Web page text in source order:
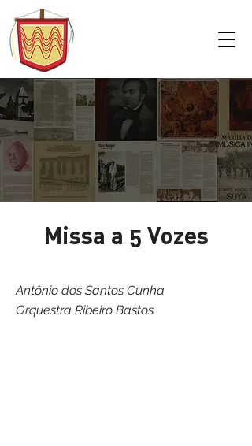
Missa a 5 Vozes
Antônio dos Santos Cunha
Orquestra Ribeiro Bastos